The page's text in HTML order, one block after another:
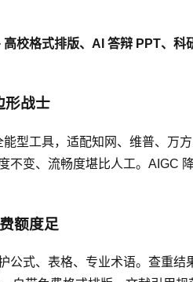
校格式排版、AI 答辩 PPT、科
形战士
能型工具，适配知网、维普、万
变、流畅度堪比人工。AIGC
额度足
公式、表格、专业术语。查重